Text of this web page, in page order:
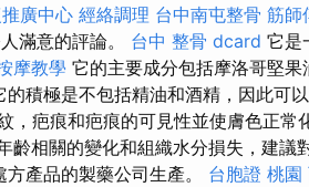
廣中心 經絡調理 台中南屯整骨 筋師
滿意的評論。 台中 整骨 dcard 它是
摩教學 它的主要成分包括摩洛哥堅
的積極是不包括精油和酒精，因此可
，疤痕和疤痕的可見性並使膚色正常
齡相關的變化和組織水分損失，建議
產品的製藥公司生產。 台胞證 桃園